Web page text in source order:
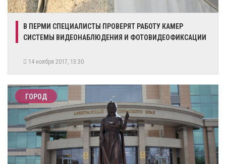
В ПЕРМИ СПЕЦИАЛИСТЫ ПРОВЕРЯТ РАБОТУ КАМЕР
СИСТЕМЫ ВИДЕОНАБЛЮДЕНИЯ И ФОТОВИДЕОФИКСАЦИИ
14 ноября 2017, 13:30
ГОРОД